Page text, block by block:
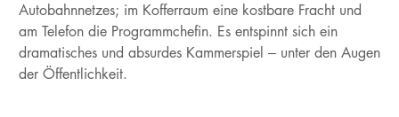
Autobahnnetzes; im Kofferraum eine kostbare Fracht und
am Telefon die Programmchefin. Es entspinnt sich ein
dramatisches und absurdes Kammerspiel – unter den Augen
der Öffentlichkeit.